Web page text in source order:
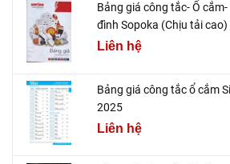
Bảng giá công tắc- Ổ
đình Sopoka (Chịu tải cao)
Liên hệ
Bảng giá công tắc ổ cắm
2025
Liên hệ